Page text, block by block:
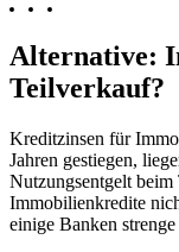
Alternative:
Teilverkauf?
Kreditzinsen für
Jahren gestiegen,
Nutzungsentgelt
Immobilienkredite
einige Banken